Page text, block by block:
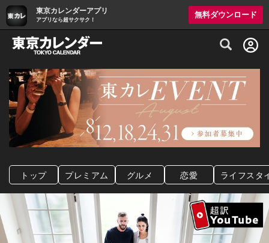
東京カレンダーアプリ
アプリなら超サクサク！
無料ダウンロード
グルメ情報・プレミアムレストラン予約
トップ プレミアム グルメ 恋愛 ライフスタ